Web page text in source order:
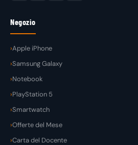
Negozio
Apple iPhone
Samsung Galaxy
Notebook
PlayStation 5
Smartwatch
Offerte del Mese
Carta del Docente